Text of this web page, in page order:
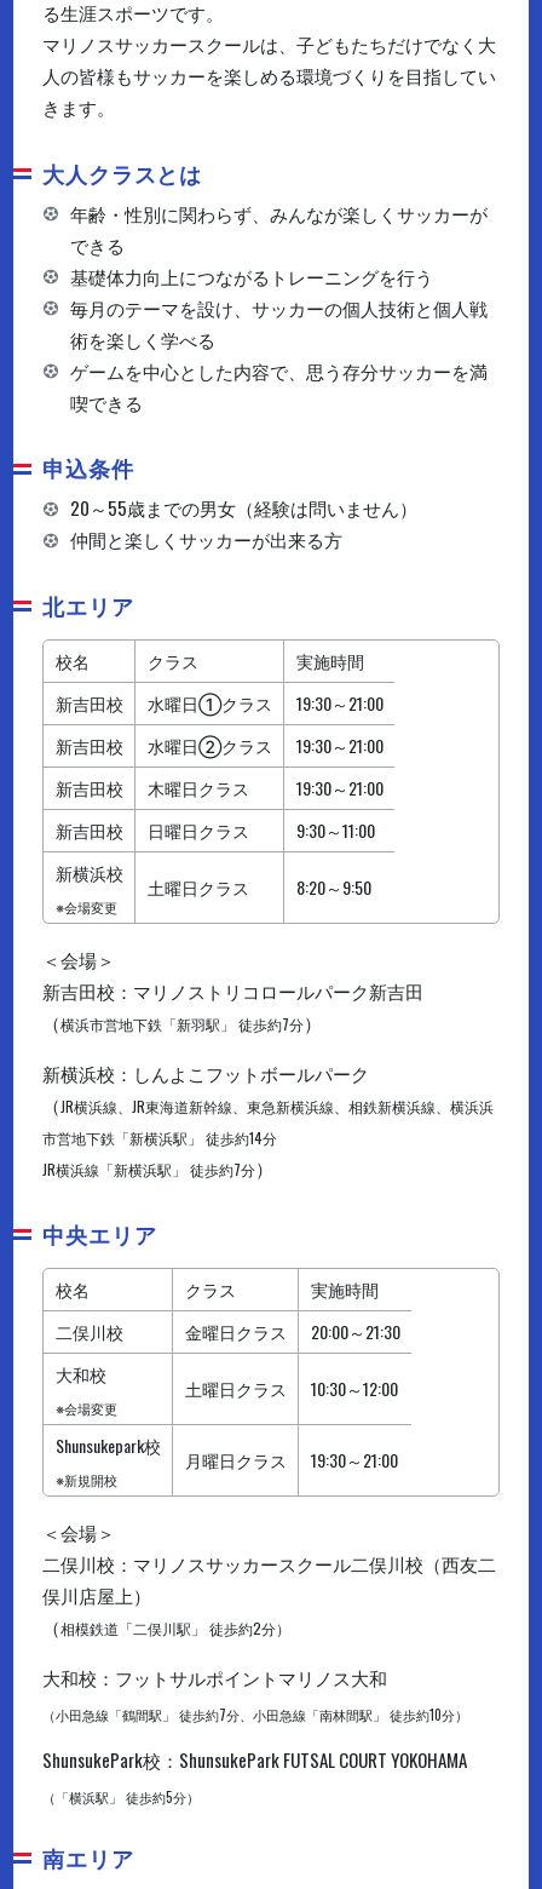
る生涯スポーツです。
マリノスサッカースクールは、子どもたちだけでなく大
人の皆様もサッカーを楽しめる環境づくりを目指してい
きます。
大人クラスとは
年齢・性別に関わらず、みんなが楽しくサッカーが
できる
基礎体力向上につながるトレーニングを行う
毎月のテーマを設け、サッカーの個人技術と個人戦
術を楽しく学べる
ゲームを中心とした内容で、思う存分サッカーを満
喫できる
申込条件
20～55歳までの男女（経験は問いません）
仲間と楽しくサッカーが出来る方
北エリア
校名 クラス
実施時間
新吉田校
水曜日①クラス
19:30～21:00
新吉田校
水曜日②クラス
19:30～21:00
新吉田校
木曜日クラス
19:30～21:00
新吉田校
日曜日クラス
9:30～11:00
新横浜校
※会場変更
土曜日クラス 8:20～9:50
＜会場＞
新吉田校：マリノストリコロールパーク新吉田
（横浜市営地下鉄「新羽駅」 徒歩約7分）
新横浜校：しんよこフットボールパーク
（JR横浜線、JR東海道新幹線、東急新横浜線、相鉄新横浜線、横浜浜
市営地下鉄「新横浜駅」 徒歩約14分
JR横浜線「新横浜駅」 徒歩約7分）
中央エリア
校名 クラス
実施時間
二俣川校
金曜日クラス
20:00～21:30
大和校
※会場変更
土曜日クラス 10:30～12:00
Shunsukepark校
※新規開校
月曜日クラス 19:30～21:00
＜会場＞
二俣川校：マリノスサッカースクール二俣川校（西友二
俣川店屋上）
（相模鉄道「二俣川駅」 徒歩約2分）
大和校：フットサルポイントマリノス大和
（小田急線「鶴間駅」 徒歩約7分、小田急線「南林間駅」 徒歩約10分）
ShunsukePark校：ShunsukePark FUTSAL COURT YOKOHAMA
（「横浜駅」 徒歩約5分）
南エリア